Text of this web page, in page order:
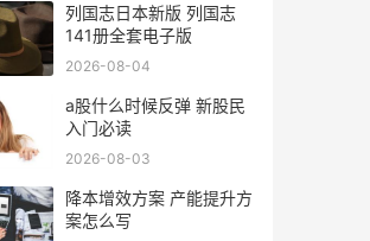
列国志日本新版 列国志
141册全套电子版
2026-08-04
a股什么时候反弹 新股民
入门必读
2026-08-03
降本增效方案 产能提升方
案怎么写